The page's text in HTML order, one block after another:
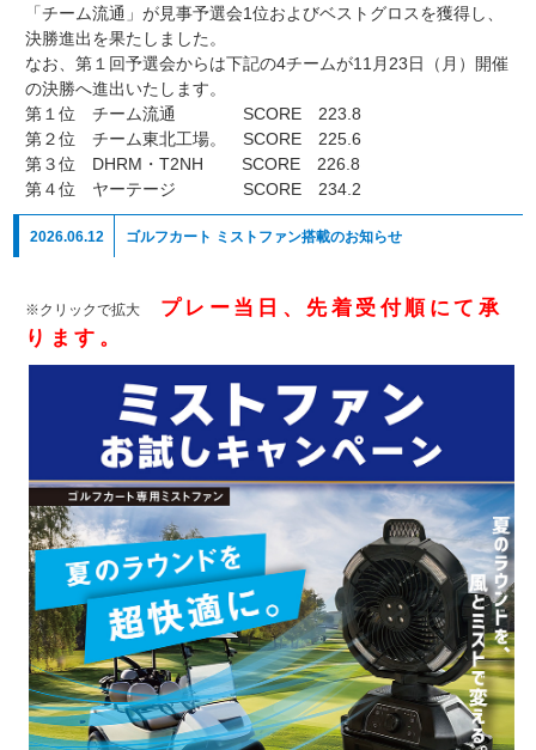
「チーム流通」が見事予選会1位およびベストグロスを獲得し、
決勝進出を果たしました。
なお、第１回予選会からは下記の4チームが11月23日（月）開催
の決勝へ進出いたします。
第１位 チーム流通 SCORE 223.8
第２位 チーム東北工場。 SCORE 225.6
第３位 DHRM・T2NH SCORE 226.8
第４位 ヤーテージ SCORE 234.2
2026.06.12 ゴルフカート ミストファン搭載のお知らせ
※クリックで拡大
プレー当日、先着受付順にて承
ります。